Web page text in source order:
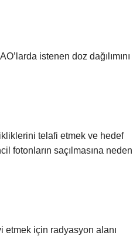
istenen doz dağılımını
telafi etmek ve hedef
fotonların saçılmasına neden
etmek için radyasyon alanı